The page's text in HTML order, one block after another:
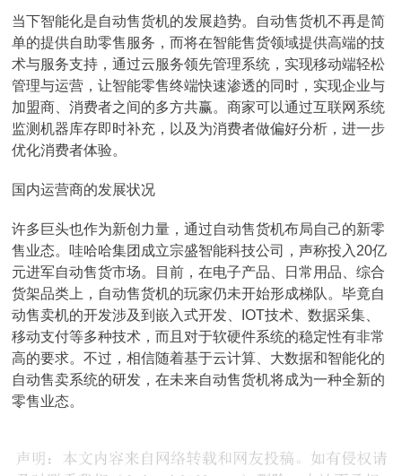
当下智能化是自动售货机的发展趋势。自动售货机不再是简
单的提供自助零售服务，而将在智能售货领域提供高端的技
术与服务支持，通过云服务领先管理系统，实现移动端轻松
管理与运营，让智能零售终端快速渗透的同时，实现企业与
加盟商、消费者之间的多方共赢。商家可以通过互联网系统
监测机器库存即时补充，以及为消费者做偏好分析，进一步
优化消费者体验。
国内运营商的发展状况
许多巨头也作为新创力量，通过自动售货机布局自己的新零
售业态。哇哈哈集团成立宗盛智能科技公司，声称投入20亿
元进军自动售货市场。目前，在电子产品、日常用品、综合
货架品类上，自动售货机的玩家仍未开始形成梯队。毕竟自
动售卖机的开发涉及到嵌入式开发、IOT技术、数据采集、
移动支付等多种技术，而且对于软硬件系统的稳定性有非常
高的要求。不过，相信随着基于云计算、大数据和智能化的
自动售卖系统的研发，在未来自动售货机将成为一种全新的
零售业态。